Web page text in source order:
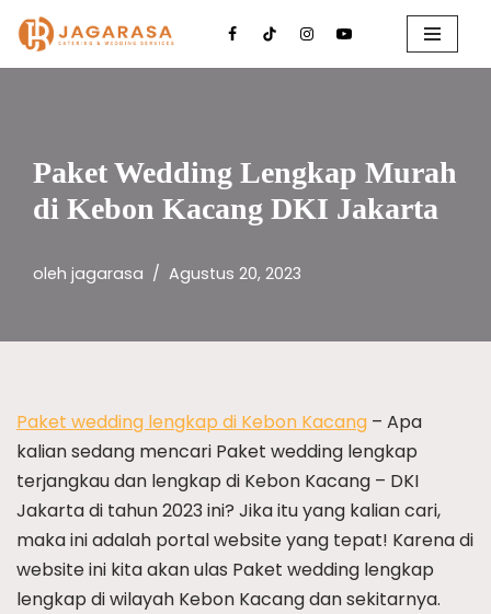
Paket Wedding Lengkap Murah
di Kebon Kacang DKI Jakarta
oleh jagarasa Agustus 20, 2023
Paket wedding lengkap di Kebon Kacang – Apa
kalian sedang mencari Paket wedding lengkap
terjangkau dan lengkap di Kebon Kacang – DKI
Jakarta di tahun 2023 ini? Jika itu yang kalian cari,
maka ini adalah portal website yang tepat! Karena di
website ini kita akan ulas Paket wedding lengkap
lengkap di wilayah Kebon Kacang dan sekitarnya.